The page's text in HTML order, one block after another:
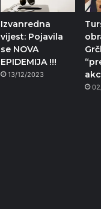
Izvanredna
vijest: Pojavila
se NOVA
EPIDEMIJA !!!
13/12/2023